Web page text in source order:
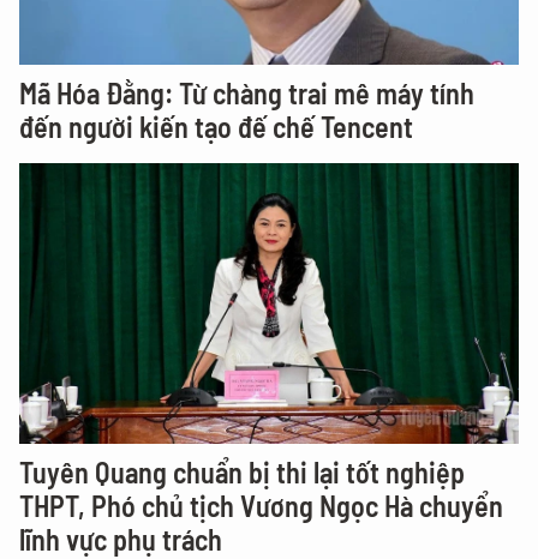
Mã Hóa Đằng: Từ chàng trai mê máy tính
đến người kiến tạo đế chế Tencent
Tuyên Quang chuẩn bị thi lại tốt nghiệp
THPT, Phó chủ tịch Vương Ngọc Hà chuyển
lĩnh vực phụ trách